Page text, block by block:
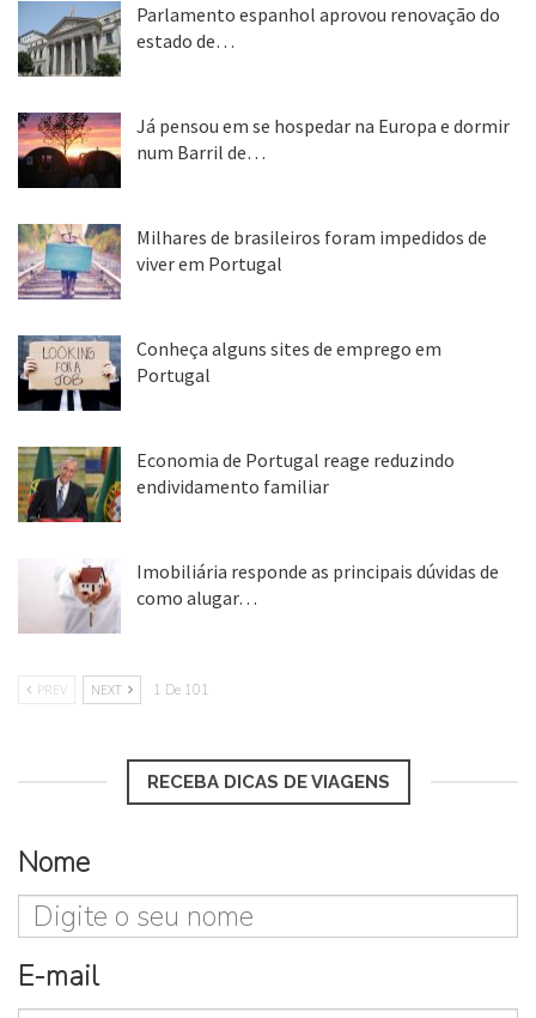
Parlamento espanhol aprovou renovação do
estado de…
Já pensou em se hospedar na Europa e dormir
num Barril de…
Milhares de brasileiros foram impedidos de
viver em Portugal
Conheça alguns sites de emprego em
Portugal
Economia de Portugal reage reduzindo
endividamento familiar
Imobiliária responde as principais dúvidas de
como alugar…
PREV NEXT 1 De 101
RECEBA DICAS DE VIAGENS
Nome
E-mail